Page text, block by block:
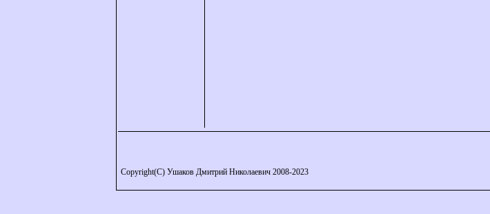
Copyright(C) Ушаков Дмитрий Николаевич 2008-2023